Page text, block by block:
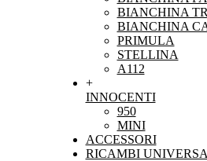
BIANCHINA
BIANCHINA
PRIMULA
STELLINA
A112
+
INNOCENTI
950
MINI
ACCESSORI
RICAMBI